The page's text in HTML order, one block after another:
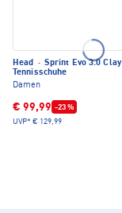
Head · Sprint Evo 3.0 Clay
Tennisschuhe
Damen
€ 99,99 -23 %
UVP* € 129,99